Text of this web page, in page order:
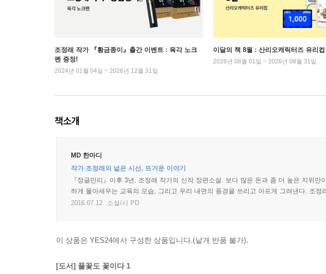
조정래 작가 『황금종이』출간 이벤트 : 육각 노크
펜 증정!
2024년 01월 04일 ~ 2026년 12월 31일
이달의 책 8월 : 산리오캐릭터즈 유리컵
2026년 08월 01일 ~ 2026년 08월 31일
책소개
MD 한마디
작가 조정래의 넓은 시선, 뜨거운 이야기
『정글만리』이후 3년, 조정래 작가의 신작 장편소설. 보다 많은 돈과 좀 더 높은 지위
하게 몰아세우는 교육의 모습, 그리고 우리 내면의 풍경을 쓰리고 아프게 그려낸다. 조정
2016.07.12. 소설/시 PD
이 상품은 YES24에서 구성한 상품입니다.(낱개 반품 불가).
[도서] 풀꽃도 꽃이다 1